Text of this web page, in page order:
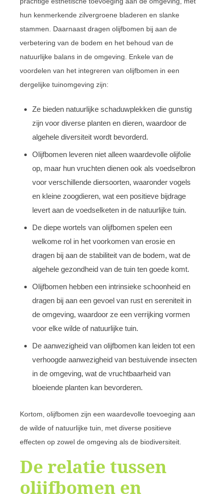
hun kenmerkende zilvergroene bladeren en slanke
stammen. Daarnaast dragen olijfbomen bij aan de
verbetering van de bodem en het behoud van de
natuurlijke balans in de omgeving. Enkele van de
voordelen van het integreren van olijfbomen in een
dergelijke tuinomgeving zijn:
Ze bieden natuurlijke schaduwplekken die gunstig
zijn voor diverse planten en dieren, waardoor de
algehele diversiteit wordt bevorderd.
Olijfbomen leveren niet alleen waardevolle olijfolie
op, maar hun vruchten dienen ook als voedselbron
voor verschillende diersoorten, waaronder vogels
en kleine zoogdieren, wat een positieve bijdrage
levert aan de voedselketen in de natuurlijke tuin.
De diepe wortels van olijfbomen spelen een
welkome rol in het voorkomen van erosie en
dragen bij aan de stabiliteit van de bodem, wat de
algehele gezondheid van de tuin ten goede komt.
Olijfbomen hebben een intrinsieke schoonheid en
dragen bij aan een gevoel van rust en sereniteit in
de omgeving, waardoor ze een verrijking vormen
voor elke wilde of natuurlijke tuin.
De aanwezigheid van olijfbomen kan leiden tot een
verhoogde aanwezigheid van bestuivende insecten
in de omgeving, wat de vruchtbaarheid van
bloeiende planten kan bevorderen.
Kortom, olijfbomen zijn een waardevolle toevoeging aan
de wilde of natuurlijke tuin, met diverse positieve
effecten op zowel de omgeving als de biodiversiteit.
De relatie tussen
olijfbomen en